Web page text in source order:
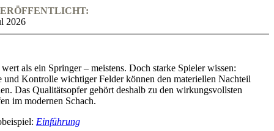
2026
als ein Springer – meistens. Doch starke Spieler wissen:
Kontrolle wichtiger Felder können den materiellen Nachteil
Das Qualitätsopfer gehört deshalb zu den wirkungsvollsten
im modernen Schach.
Einführung